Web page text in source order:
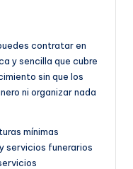
contratar en
y sencilla que cubre
sin que los
ni organizar nada
mínimas
servicios funerarios